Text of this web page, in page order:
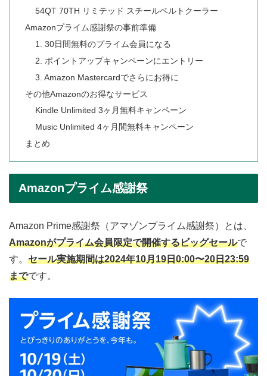
54QT 70TH リミテッド スチールベルトクーラー
Amazonプライム感謝祭の事前準備
1. 30日間無料のプライム会員になる
2. ポイントアップキャンペーンにエントリー
3. Amazon Mastercardでさらにお得に
その他Amazonのお得なサービス
Kindle Unlimited 3ヶ月無料キャンペーン
Music Unlimited 4ヶ月間無料キャンペーン
まとめ
Amazonプライム感謝祭
Amazon Prime感謝祭（アマゾンプライム感謝祭）とは、
Amazonがプライム会員限定で開催するビッグセールで
す。 セール実施期間は2024年10月19日0:00〜20日23:59
までです。